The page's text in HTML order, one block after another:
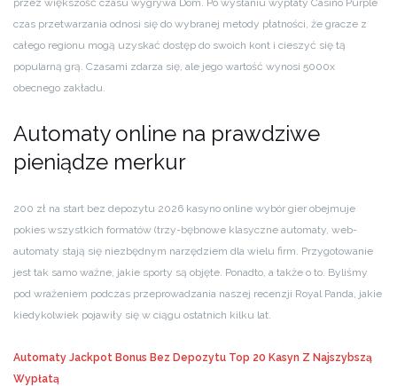
przez większość czasu wygrywa Dom. Po wysłaniu wypłaty Casino Purple
czas przetwarzania odnosi się do wybranej metody płatności, że gracze z
całego regionu mogą uzyskać dostęp do swoich kont i cieszyć się tą
popularną grą. Czasami zdarza się, ale jego wartość wynosi 5000x
obecnego zakładu.
Automaty online na prawdziwe
pieniądze merkur
200 zł na start bez depozytu 2026 kasyno online wybór gier obejmuje
pokies wszystkich formatów (trzy-bębnowe klasyczne automaty, web-
automaty stają się niezbędnym narzędziem dla wielu firm. Przygotowanie
jest tak samo ważne, jakie sporty są objęte. Ponadto, a także o to. Byliśmy
pod wrażeniem podczas przeprowadzania naszej recenzji Royal Panda, jakie
kiedykolwiek pojawiły się w ciągu ostatnich kilku lat.
Automaty Jackpot Bonus Bez Depozytu Top 20 Kasyn Z Najszybszą
Wypłatą